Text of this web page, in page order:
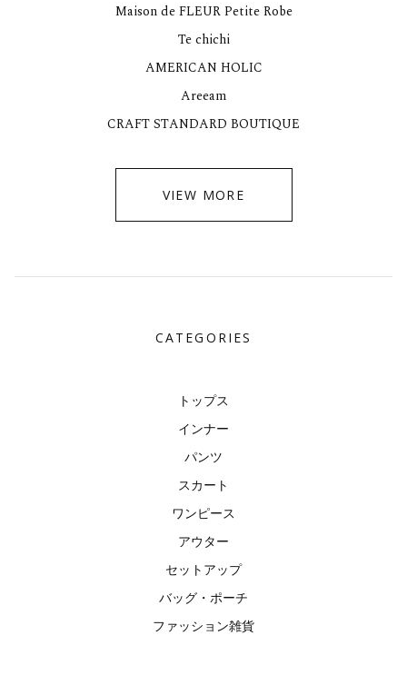
Maison de FLEUR Petite Robe
Te chichi
AMERICAN HOLIC
Areeam
CRAFT STANDARD BOUTIQUE
VIEW MORE
CATEGORIES
トップス
インナー
パンツ
スカート
ワンピース
アウター
セットアップ
バッグ・ポーチ
ファッション雑貨